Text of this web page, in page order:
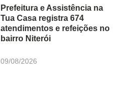
Prefeitura e Assistência na
Tua Casa registra 674
atendimentos e refeições no
bairro Niterói
09/08/2026